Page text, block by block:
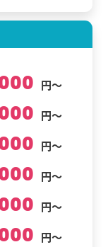
円～
円～
円～
円～
円～
円～